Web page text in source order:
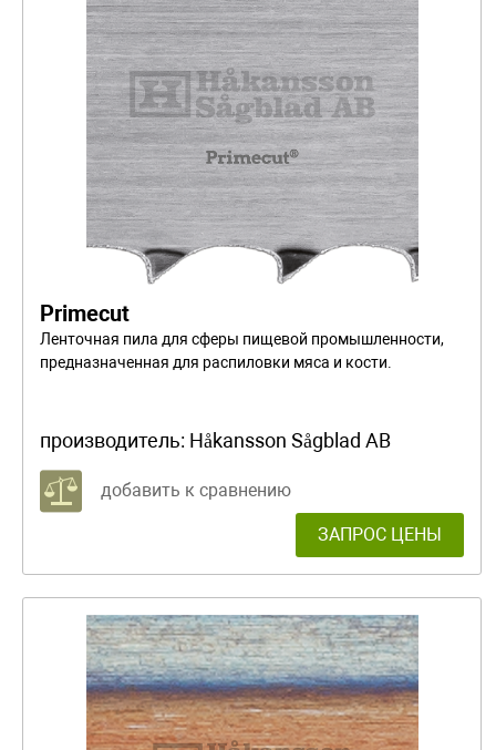
Primecut
Ленточная пила для сферы пищевой промышленности,
предназначенная для распиловки мяса и кости.
производитель: Håkansson Sågblad AB
добавить к сравнению
ЗАПРОС ЦЕНЫ